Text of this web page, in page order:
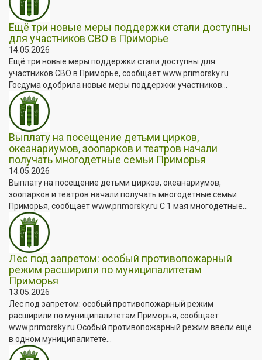
Ещё три новые меры поддержки стали доступны
для участников СВО в Приморье
14.05.2026
Ещё три новые меры поддержки стали доступны для
участников СВО в Приморье, сообщает www.primorsky.ru
Госдума одобрила новые меры поддержки участников...
Выплату на посещение детьми цирков,
океанариумов, зоопарков и театров начали
получать многодетные семьи Приморья
14.05.2026
Выплату на посещение детьми цирков, океанариумов,
зоопарков и театров начали получать многодетные семьи
Приморья, сообщает www.primorsky.ru С 1 мая многодетные...
Лес под запретом: особый противопожарный
режим расширили по муниципалитетам
Приморья
13.05.2026
Лес под запретом: особый противопожарный режим
расширили по муниципалитетам Приморья, сообщает
www.primorsky.ru Особый противопожарный режим ввели ещё
в одном муниципалитете...